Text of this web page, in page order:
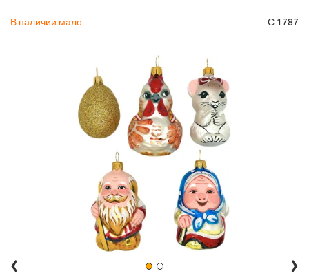
В наличии мало С 1787
‹ ›